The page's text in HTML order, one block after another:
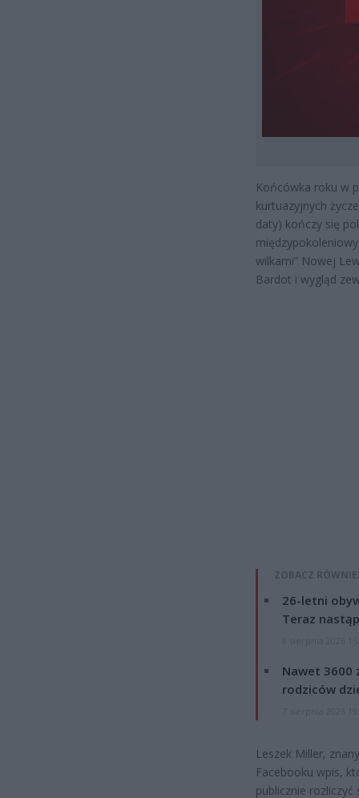
Końcówka roku w
kurtuazyjnych
daty) kończy się
wilkami” Nowej
Bardot i wygląd
ZOBACZ
26-letni
Teraz
Nawet 3600
rodziców
Leszek Miller,
Facebooku wpis,
publicznie